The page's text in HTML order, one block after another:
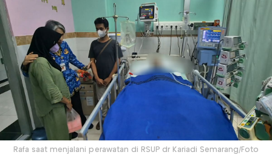
Rafa saat menjalani perawatan di RSUP dr Kariadi Semarang/Foto